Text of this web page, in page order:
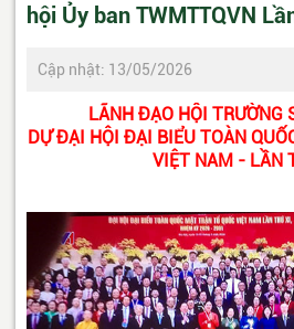
hội Ủy ban TWMTTQVN
Cập nhật: 13/05/2026
LÃNH ĐẠO HỘI TRƯỜNG
DỰ ĐẠI HỘI ĐẠI BIỂU TOÀN
VIỆT NAM - LẦN